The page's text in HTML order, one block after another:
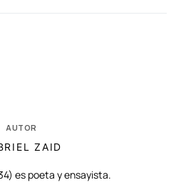
AUTOR
ZAID
es poeta y ensayista.